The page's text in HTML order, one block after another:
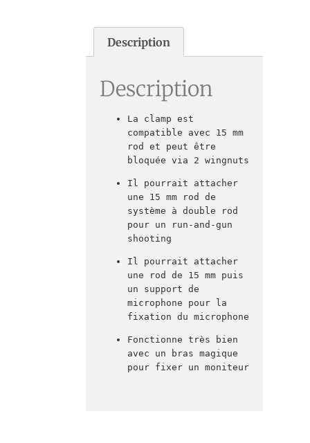
Description
Description
La clamp est
compatible avec 15 mm
rod et peut être
bloquée via 2 wingnuts
Il pourrait attacher
une 15 mm rod de
système à double rod
pour un run-and-gun
shooting
Il pourrait attacher
une rod de 15 mm puis
un support de
microphone pour la
fixation du microphone
Fonctionne très bien
avec un bras magique
pour fixer un moniteur